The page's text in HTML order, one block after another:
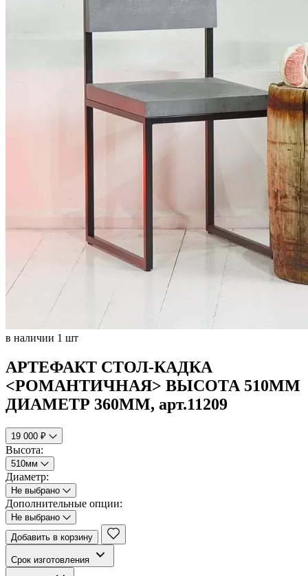
в наличии 1 шт
АРТЕФАКТ СТОЛ-КАДКА
<РОМАНТИЧНАЯ> ВЫСОТА 510ММ
ДИАМЕТР 360ММ, арт.11209
19 000 ₽
Высота:
510мм
Диаметр:
Не выбрано
Дополнительные опции:
Не выбрано
Добавить в корзину
Срок изготовления